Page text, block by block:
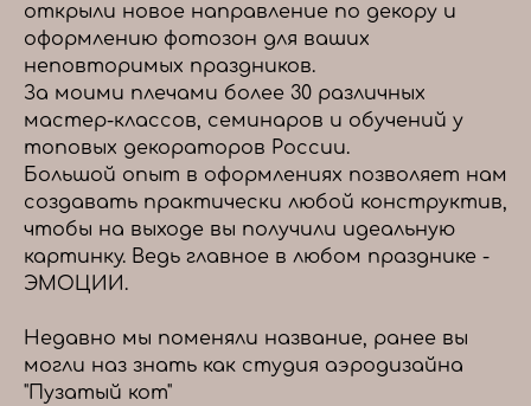
открыли новое направление по декору и
оформлению фотозон для ваших
неповторимых праздников.
За моими плечами более 30 различных
мастер-классов, семинаров и обучений у
топовых декораторов России.
Большой опыт в оформлениях позволяет нам
создавать практически любой конструктив,
чтобы на выходе вы получили идеальную
картинку. Ведь главное в любом празднике -
ЭМОЦИИ.
Недавно мы поменяли название, ранее вы
могли наз знать как студия аэродизайна
"Пузатый кот"